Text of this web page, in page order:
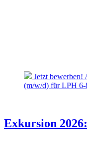
Jetzt
(m/w/d) für LPH 6-
Exkursion